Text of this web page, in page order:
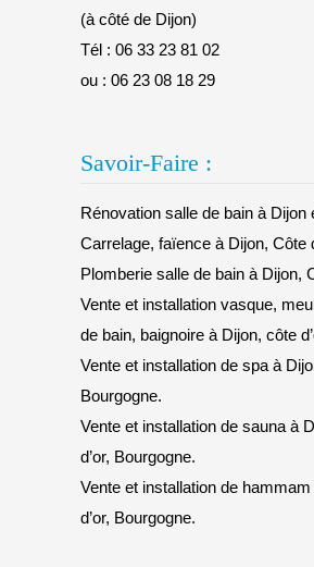
(à côté de Dijon)
Tél : 06 33 23 81 02
ou : 06 23 08 18 29
Savoir-Faire :
Rénovation salle de bain à Dijon
Carrelage, faïence à Dijon, Côte
Plomberie salle de bain à Dijon,
Vente et installation vasque,
de bain, baignoire à Dijon, côte
Vente et installation de spa à
Bourgogne.
Vente et installation de sauna à
d’or, Bourgogne.
Vente et installation de
d’or, Bourgogne.